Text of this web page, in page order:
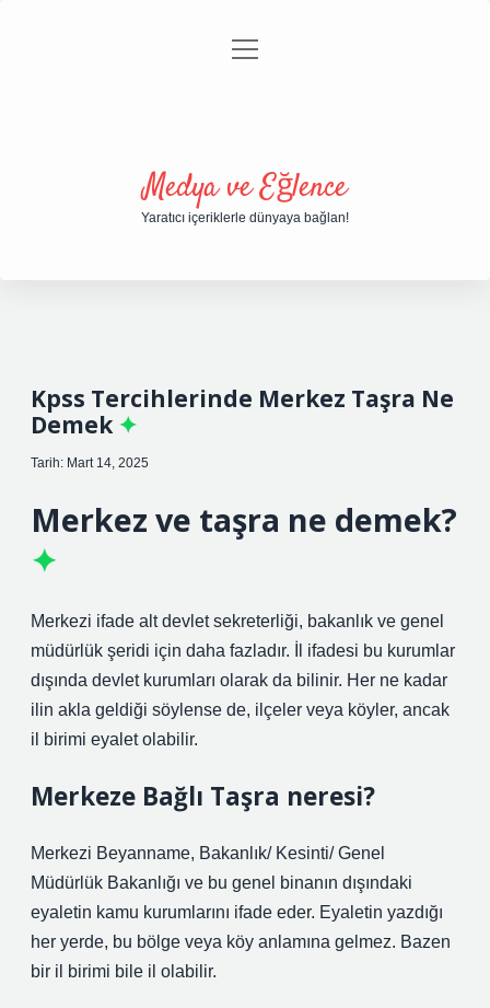
Gizlilik Politikası
menüyü
Medya ve Eğlence
Yaratıcı içeriklerle dünyaya bağlan!
Kpss Tercihlerinde Merkez Taşra Ne
Demek
Tarih: Mart 14, 2025
Merkez ve taşra ne demek?
Merkezi ifade alt devlet sekreterliği, bakanlık ve genel
müdürlük şeridi için daha fazladır. İl ifadesi bu kurumlar
dışında devlet kurumları olarak da bilinir. Her ne kadar
ilin akla geldiği söylense de, ilçeler veya köyler, ancak
il birimi eyalet olabilir.
Merkeze Bağlı Taşra neresi?
Merkezi Beyanname, Bakanlık/ Kesinti/ Genel
Müdürlük Bakanlığı ve bu genel binanın dışındaki
eyaletin kamu kurumlarını ifade eder. Eyaletin yazdığı
her yerde, bu bölge veya köy anlamına gelmez. Bazen
bir il birimi bile il olabilir.